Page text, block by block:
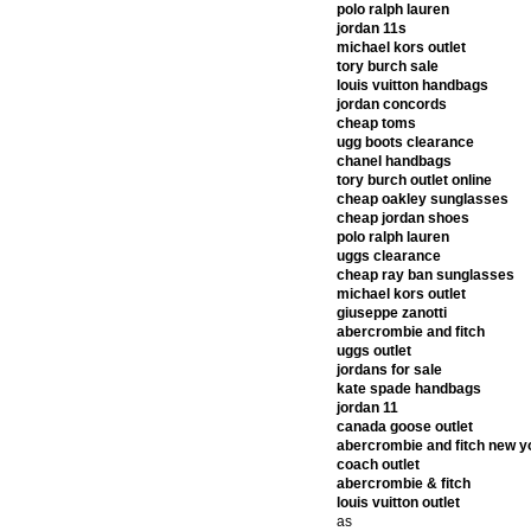
polo ralph lauren
jordan 11s
michael kors outlet
tory burch sale
louis vuitton handbags
jordan concords
cheap toms
ugg boots clearance
chanel handbags
tory burch outlet online
cheap oakley sunglasses
cheap jordan shoes
polo ralph lauren
uggs clearance
cheap ray ban sunglasses
michael kors outlet
giuseppe zanotti
abercrombie and fitch
uggs outlet
jordans for sale
kate spade handbags
jordan 11
canada goose outlet
abercrombie and fitch new
coach outlet
abercrombie & fitch
louis vuitton outlet
as